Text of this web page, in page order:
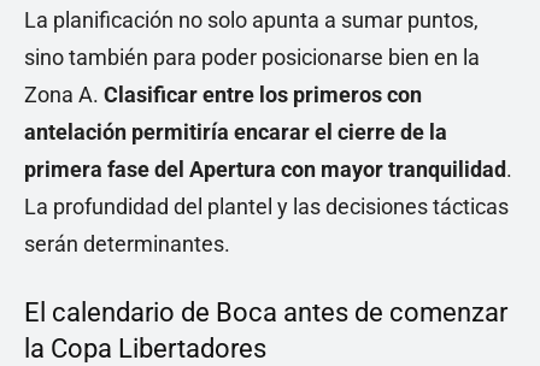
La planificación no solo apunta a sumar puntos,
sino también para poder posicionarse bien en la
Zona A. Clasificar entre los primeros con
antelación permitiría encarar el cierre de la
primera fase del Apertura con mayor tranquilidad.
La profundidad del plantel y las decisiones tácticas
serán determinantes.
El calendario de Boca antes de comenzar
la Copa Libertadores